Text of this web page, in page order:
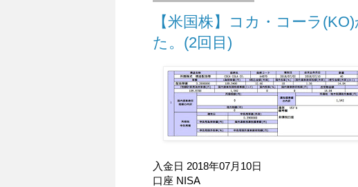
【米国株】コカ・コーラ
た。(2回目)
入金日 2018年07月10日
口座 NISA